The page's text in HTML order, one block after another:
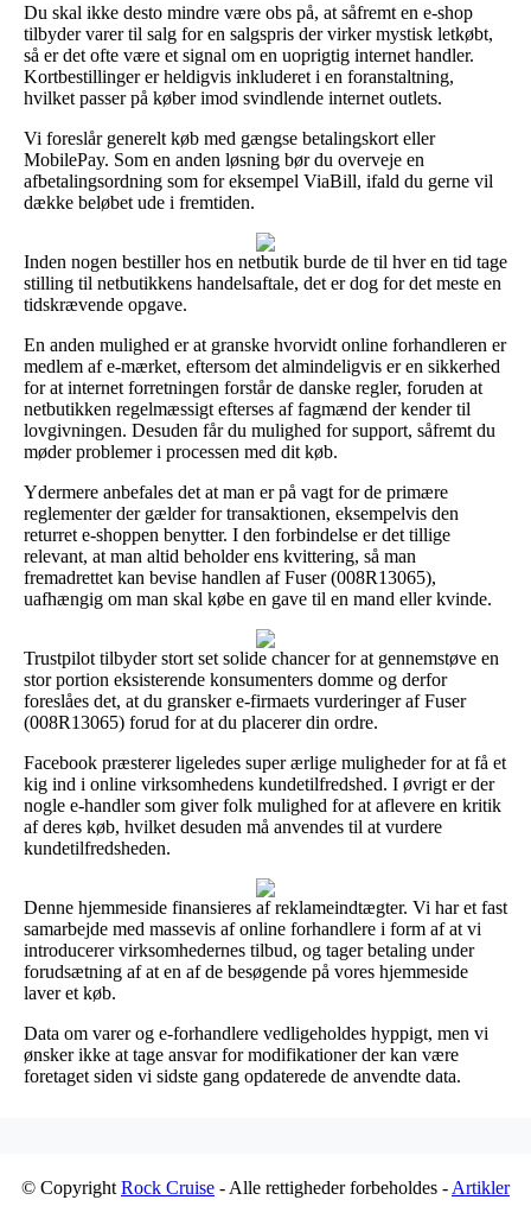
Du skal ikke desto mindre være obs på, at såfremt en e-shop
tilbyder varer til salg for en salgspris der virker mystisk letkøbt,
så er det ofte være et signal om en uoprigtig internet handler.
Kortbestillinger er heldigvis inkluderet i en foranstaltning,
hvilket passer på køber imod svindlende internet outlets.
Vi foreslår generelt køb med gængse betalingskort eller
MobilePay. Som en anden løsning bør du overveje en
afbetalingsordning som for eksempel ViaBill, ifald du gerne vil
dække beløbet ude i fremtiden.
Inden nogen bestiller hos en netbutik burde de til hver en tid tage
stilling til netbutikkens handelsaftale, det er dog for det meste en
tidskrævende opgave.
En anden mulighed er at granske hvorvidt online forhandleren er
medlem af e-mærket, eftersom det almindeligvis er en sikkerhed
for at internet forretningen forstår de danske regler, foruden at
netbutikken regelmæssigt efterses af fagmænd der kender til
lovgivningen. Desuden får du mulighed for support, såfremt du
møder problemer i processen med dit køb.
Ydermere anbefales det at man er på vagt for de primære
reglementer der gælder for transaktionen, eksempelvis den
returret e-shoppen benytter. I den forbindelse er det tillige
relevant, at man altid beholder ens kvittering, så man
fremadrettet kan bevise handlen af Fuser (008R13065),
uafhængig om man skal købe en gave til en mand eller kvinde.
Trustpilot tilbyder stort set solide chancer for at gennemstøve en
stor portion eksisterende konsumenters domme og derfor
foreslåes det, at du gransker e-firmaets vurderinger af Fuser
(008R13065) forud for at du placerer din ordre.
Facebook præsterer ligeledes super ærlige muligheder for at få et
kig ind i online virksomhedens kundetilfredshed. I øvrigt er der
nogle e-handler som giver folk mulighed for at aflevere en kritik
af deres køb, hvilket desuden må anvendes til at vurdere
kundetilfredsheden.
Denne hjemmeside finansieres af reklameindtægter. Vi har et fast
samarbejde med massevis af online forhandlere i form af at vi
introducerer virksomhedernes tilbud, og tager betaling under
forudsætning af at en af de besøgende på vores hjemmeside
laver et køb.
Data om varer og e-forhandlere vedligeholdes hyppigt, men vi
ønsker ikke at tage ansvar for modifikationer der kan være
foretaget siden vi sidste gang opdaterede de anvendte data.
© Copyright Rock Cruise - Alle rettigheder forbeholdes - Artikler